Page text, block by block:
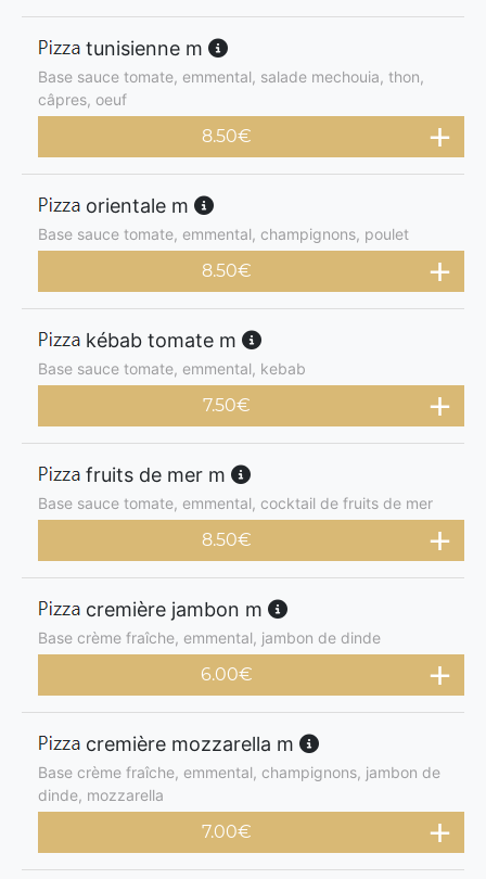
tunisienne m
Base sauce tomate, emmental, salade mechouia, thon,
câpres, oeuf
8.50€
orientale m
Base sauce tomate, emmental, champignons, poulet
8.50€
kébab tomate m
Base sauce tomate, emmental, kebab
7.50€
fruits de mer m
Base sauce tomate, emmental, cocktail de fruits de mer
8.50€
cremière jambon m
Base crème fraîche, emmental, jambon de dinde
6.00€
cremière mozzarella m
Base crème fraîche, emmental, champignons, jambon de
dinde, mozzarella
7.00€